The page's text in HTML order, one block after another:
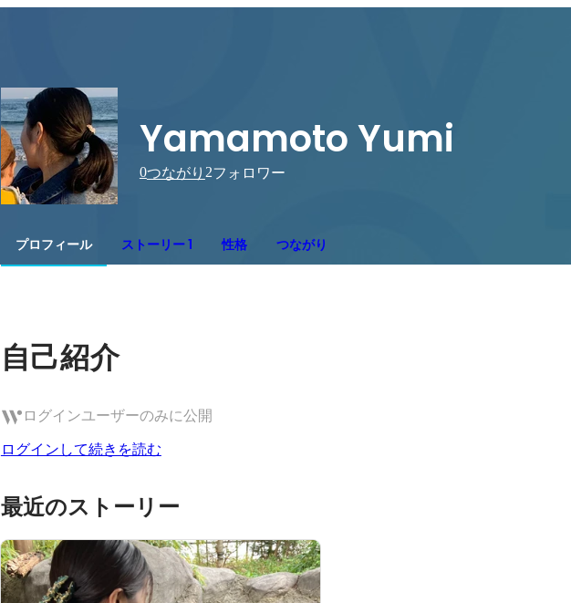
Yamamoto Yumi
0つながり 2フォロワー
プロフィール ストーリー 1 性格 つながり
自己紹介
ログインユーザーのみに公開
ログインして続きを読む
最近のストーリー